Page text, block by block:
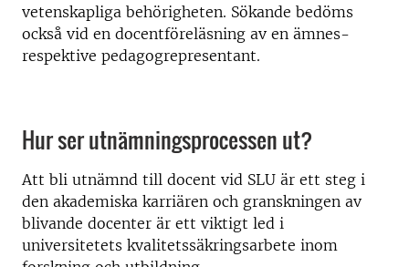
vetenskapliga behörigheten. Sökande bedöms
också vid en docentföreläsning av en ämnes-
respektive pedagogrepresentant.
Hur ser utnämningsprocessen ut?
Att bli utnämnd till docent vid SLU är ett steg i
den akademiska karriären och granskningen av
blivande docenter är ett viktigt led i
universitetets kvalitetssäkringsarbete inom